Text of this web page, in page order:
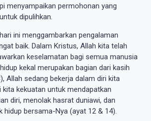
menyampaikan permohonan yang
dipulihkan.
ini menggambarkan pengalaman
baik. Dalam Kristus, Allah kita telah
keselamatan bagi semua manusia
kekal merupakan bagian dari kasih
Allah sedang bekerja dalam diri kita
kita kekuatan untuk mendapatkan
diri, menolak hasrat duniawi, dan
hidup bersama-Nya (ayat 12 & 14).